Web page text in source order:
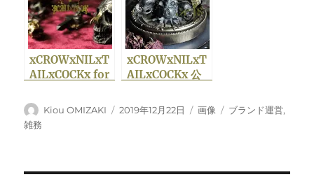
xCROWxNILxT
AILxCOCKx for
ブサイトリニュー
アルの福音
xCROWxNILxT
AILxCOCKx 公
蓋・銀の頭蓋」リ
ニューアル
投
Kiou OMIZAKI
投
2019年12月22日
フ
画像
カ
ブランド運営,
雑務